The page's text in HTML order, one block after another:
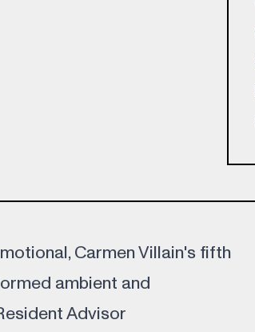
Carmen Villain's fifth
ambient and
Advisor